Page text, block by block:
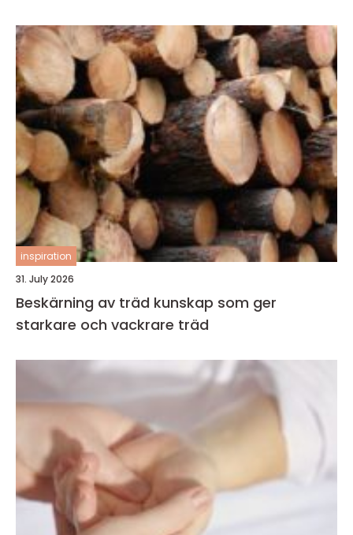
inspiration
31. July 2026
Beskärning av träd kunskap som ger
starkare och vackrare träd